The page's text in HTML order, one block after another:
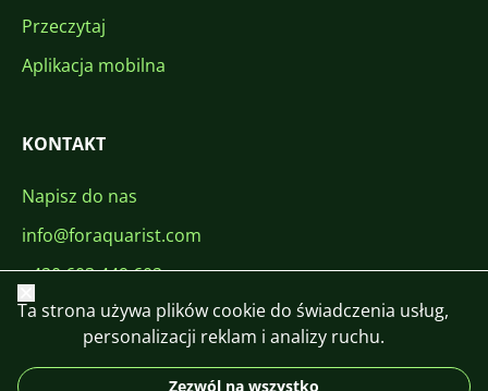
Przeczytaj
Aplikacja mobilna
KONTAKT
Napisz do nas
info@foraquarist.com
+420 603 449 602
Zamknij
Ta strona używa plików cookie do świadczenia usług,
personalizacji reklam i analizy ruchu.
Zezwól na wszystko